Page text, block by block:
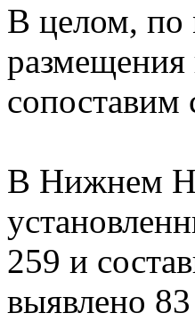
В целом, по
В Нижнем
259 и
выявлено